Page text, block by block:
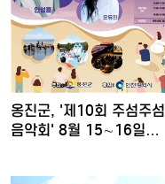
옹진군, '제10회 주섬주섬
음악회' 8월 15∼16일…